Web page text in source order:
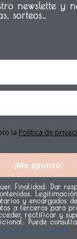
g
r
newslette y
sorteos…
la Política de
¡Me apunto!
Finalidad: Dar
y encargados
a terceros para
rectificar y
Puede
de privacidad